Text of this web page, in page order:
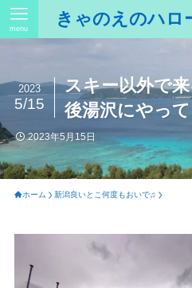
きゃのえのハロ
menu
スキー以外で
後湯沢にやっ
2023
5/15
2023年5月15日
ホーム 新潟良いとこ何度もおいで♫